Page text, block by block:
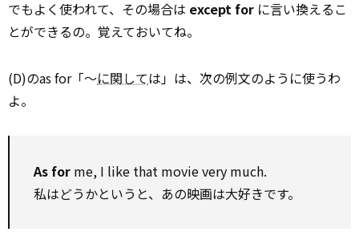
でもよく使われて、その場合は except for に言い換えるこ
とができるの。覚えておいてね。
(D)のas for「～に関しては」は、次の例文のように使うわ
よ。
As for me, I like that movie very much.
私はどうかというと、あの映画は大好きです。